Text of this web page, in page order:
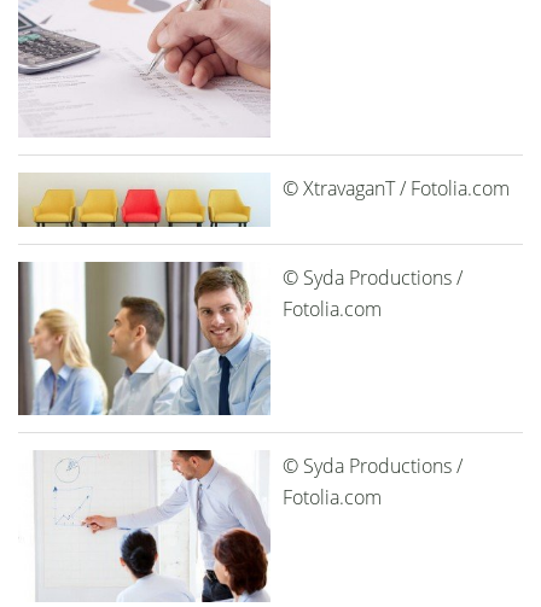
© XtravaganT / Fotolia.com
© Syda Productions /
Fotolia.com
© Syda Productions /
Fotolia.com